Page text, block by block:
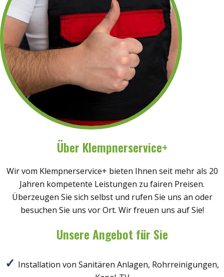
Über Klempnerservice+
Wir vom Klempnerservice+ bieten Ihnen seit mehr als 20
Jahren kompetente Leistungen zu fairen Preisen.
Überzeugen Sie sich selbst und rufen Sie uns an oder
besuchen Sie uns vor Ort. Wir freuen uns auf Sie!
Unsere Angebot für Sie
Installation von Sanitären Anlagen, Rohrreinigungen,